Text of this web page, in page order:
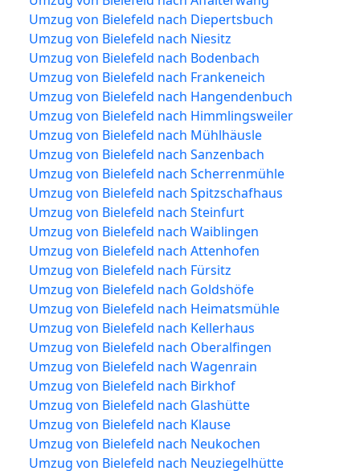
Umzug von Bielefeld nach Diepertsbuch
Umzug von Bielefeld nach Niesitz
Umzug von Bielefeld nach Bodenbach
Umzug von Bielefeld nach Frankeneich
Umzug von Bielefeld nach Hangendenbuch
Umzug von Bielefeld nach Himmlingsweiler
Umzug von Bielefeld nach Mühlhäusle
Umzug von Bielefeld nach Sanzenbach
Umzug von Bielefeld nach Scherrenmühle
Umzug von Bielefeld nach Spitzschafhaus
Umzug von Bielefeld nach Steinfurt
Umzug von Bielefeld nach Waiblingen
Umzug von Bielefeld nach Attenhofen
Umzug von Bielefeld nach Fürsitz
Umzug von Bielefeld nach Goldshöfe
Umzug von Bielefeld nach Heimatsmühle
Umzug von Bielefeld nach Kellerhaus
Umzug von Bielefeld nach Oberalfingen
Umzug von Bielefeld nach Wagenrain
Umzug von Bielefeld nach Birkhof
Umzug von Bielefeld nach Glashütte
Umzug von Bielefeld nach Klause
Umzug von Bielefeld nach Neukochen
Umzug von Bielefeld nach Neuziegelhütte